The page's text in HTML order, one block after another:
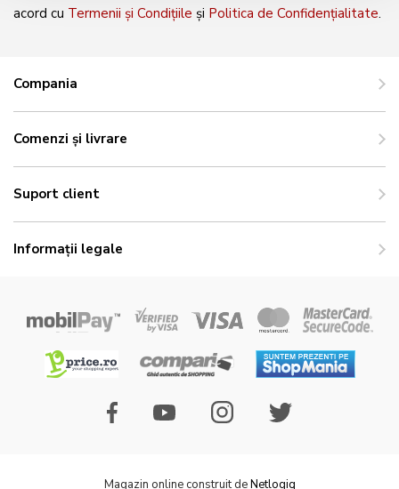
acord cu Termenii și Condițiile și Politica de Confidențialitate.
Compania
Comenzi și livrare
Suport client
Informații legale
Magazin online construit deNetlogiq